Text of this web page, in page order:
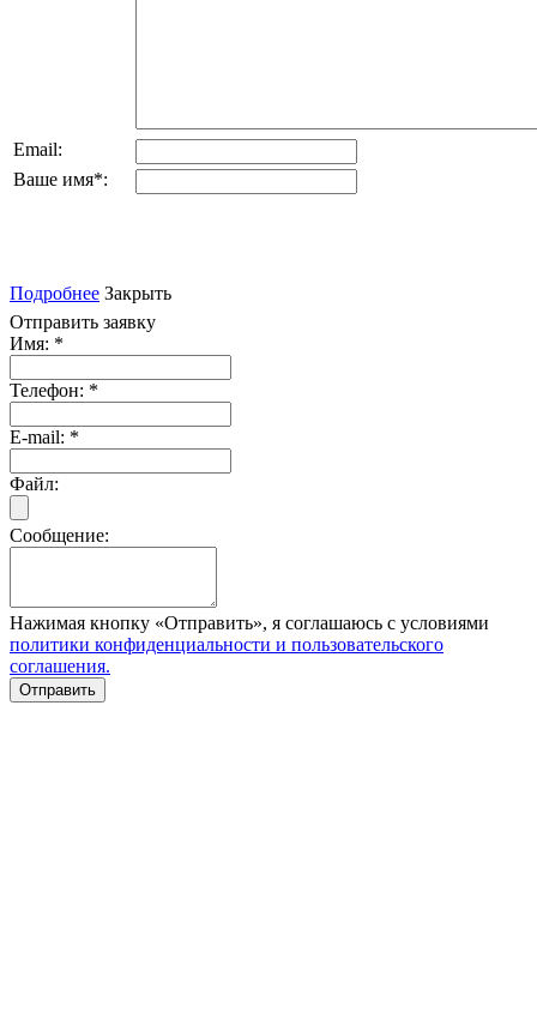
Email:
Ваше имя*:
Подробнее Закрыть
Отправить заявку
Имя: *
Телефон: *
E-mail: *
Файл:
Сообщение:
Нажимая кнопку «Отправить», я соглашаюсь с условиями
политики конфиденциальности и пользовательского
соглашения.
Отправить